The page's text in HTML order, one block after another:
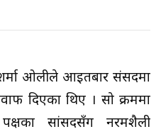
शर्मा ओलीले आइतबार संसदमा
दिएका थिए । सो क्रममा
पक्षका सांसदसँग नरमशैली